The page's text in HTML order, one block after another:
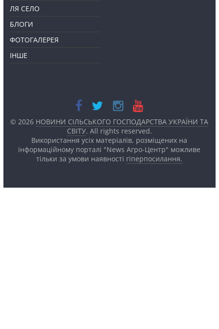
ЛЯ СЕЛО
БЛОГИ
ФОТОГАЛЕРЕЯ
ІНШЕ
© 2026 НОВИНИ СІЛЬСЬКОГО ГОСПОДАРСТВА УКРАЇНИ ТА
СВІТУ. All rights reserved.
Використання усіх матеріалів, розміщених на
інформаційному порталі "News Агро-Центр" можливе
тільки за умови наявності гіперпосилання.